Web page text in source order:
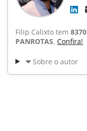
Filip Calixto tem 8370
PANROTAS. Confira!
Sobre o autor